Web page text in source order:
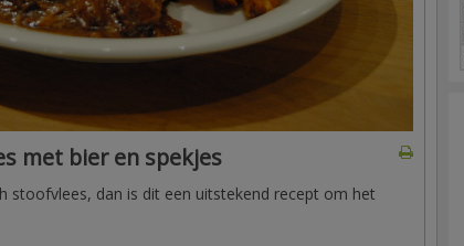
met bier en spekjes
stoofvlees, dan is dit een uitstekend recept om het